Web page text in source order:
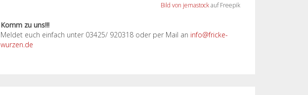
Bild von jemastockauf Freepik
Komm zu uns!!!
Meldet euch einfach unter 03425/ 920318 oder per Mail an info@fricke-
wurzen.de